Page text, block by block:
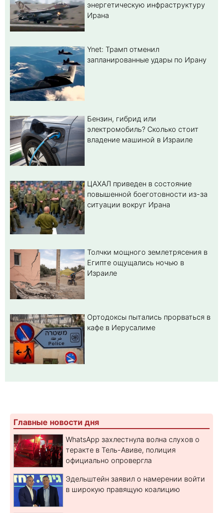
энергетическую инфраструктуру
Ирана
Ynet: Трамп отменил
запланированные удары по Ирану
Бензин, гибрид или
электромобиль? Cколько стоит
владение машиной в Израиле
ЦАХАЛ приведен в состояние
повышенной боеготовности из-за
ситуации вокруг Ирана
Толчки мощного землетрясения в
Египте ощущались ночью в
Израиле
Ортодоксы пытались прорваться в
кафе в Иерусалиме
Главные новости дня
WhatsApp захлестнула волна слухов о
теракте в Тель-Авиве, полиция
официально опровергла
Эдельштейн заявил о намерении войти
в широкую правящую коалицию